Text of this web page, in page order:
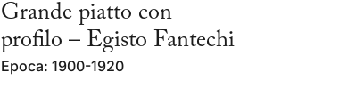
Grande piatto con
profilo – Egisto Fantechi
Epoca: 1900-1920